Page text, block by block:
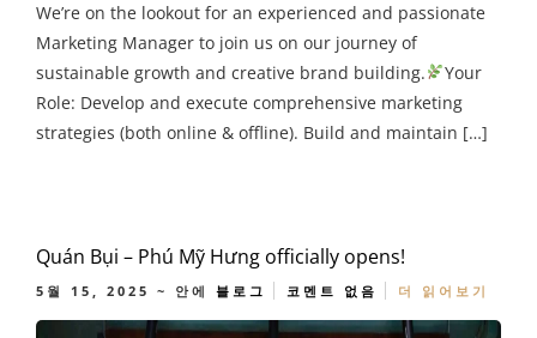
We’re on the lookout for an experienced and passionate
Marketing Manager to join us on our journey of
sustainable growth and creative brand building.
Your
Role: Develop and execute comprehensive marketing
strategies (both online & offline). Build and maintain […]
Quán Bụi – Phú Mỹ Hưng officially opens!
5월 15, 2025 ~ 안에 블로그 코멘트 없음 더 읽어보기